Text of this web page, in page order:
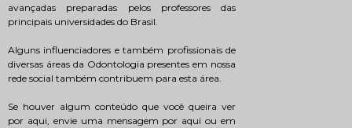
avançadas preparadas pelos professores das
principais universidades do Brasil.
Alguns influenciadores e também profissionais de
diversas áreas da Odontologia presentes em nossa
rede social também contribuem para esta área.
Se houver algum conteúdo que você queira ver
por aqui, envie uma mensagem por aqui ou em